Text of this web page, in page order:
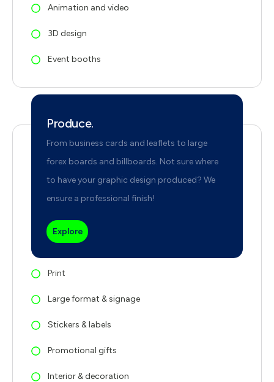
Animation and video
3D design
Event booths
Produce.
From business cards and leaflets to large
forex boards and billboards. Not sure where
to have your graphic design produced? We
ensure a professional finish!
Explore
Print
Large format & signage
Stickers & labels
Promotional gifts
Interior & decoration